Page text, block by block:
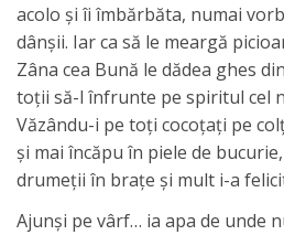
acolo şi îi îmbărbăta, numai
dânşii. Iar ca să le meargă
Zâna cea Bună le dădea ghes
toţii să-l înfrunte pe spiritul cel
Văzându-i pe toţi cocoţaţi pe
şi mai încăpu în piele de
drumeţii în braţe şi mult i-a
Ajunşi pe vârf… ia apa de unde